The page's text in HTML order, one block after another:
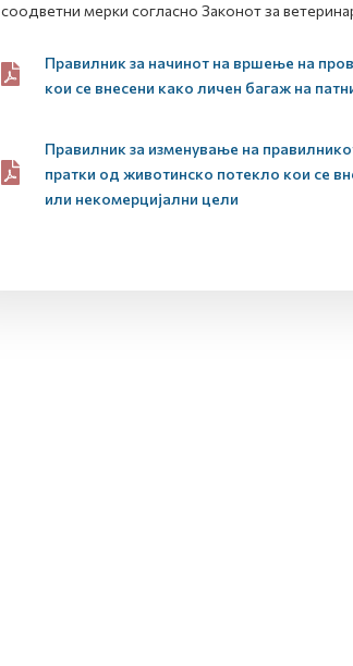
соодветни мерки согласно Законот за
Правилник за начинот на вршење на
кои се внесени како личен багаж на
Правилник за изменување на
пратки од животинско потекло кои се
или некомерцијални цели